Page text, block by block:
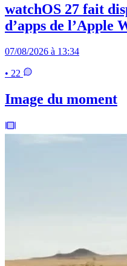
watchOS 27 fait
d’apps de l’Apple
07/08/2026 à 13:34
• 22
Image du moment